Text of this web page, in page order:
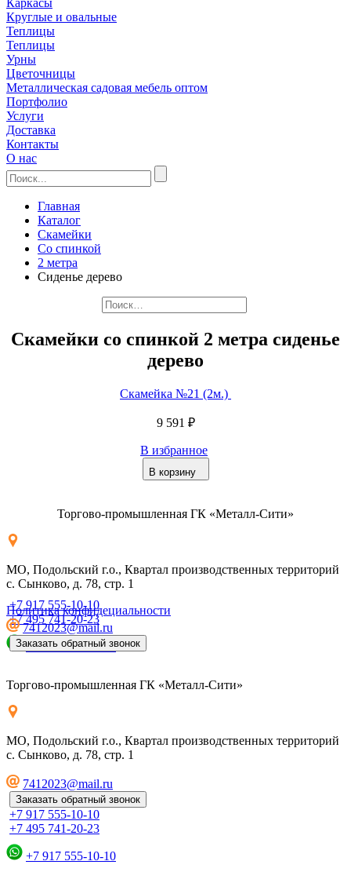
Каркасы
Круглые и овальные
Теплицы
Теплицы
Урны
Цветочницы
Металлическая садовая мебель оптом
Портфолио
Услуги
Доставка
Контакты
О нас
Главная
Каталог
Скамейки
Со спинкой
2 метра
Сиденье дерево
Скамейки со спинкой 2 метра сиденье
дерево
Скамейка №21 (2м.)
9 591 ₽
В избранное
В корзину
Торгово-промышленная ГК «Металл-Сити»
МО, Подольский г.о., Квартал производственных территорий
с. Сынково, д. 78, стр. 1
Политика конфидециальности
+7 917 555-10-10
+7 495 741-20-23
+7 917 555-10-10
7412023@mail.ru
Заказать обратный звонок
Торгово-промышленная ГК «Металл-Сити»
МО, Подольский г.о., Квартал производственных территорий
с. Сынково, д. 78, стр. 1
7412023@mail.ru
Заказать обратный звонок
+7 917 555-10-10
+7 495 741-20-23
+7 917 555-10-10